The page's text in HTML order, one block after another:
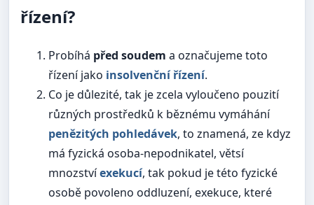
řízení?
Probíhá před soudem a označujeme toto
řízení jako insolvenční řízení.
Co je důlezité, tak je zcela vyloučeno pouzití
různých prostředků k běznému vymáhání
penězitých pohledávek, to znamená, ze kdyz
má fyzická osoba-nepodnikatel, větsí
mnozstvíexekucí, tak pokud je této fyzické
osobě povoleno oddluzení, exekuce, které